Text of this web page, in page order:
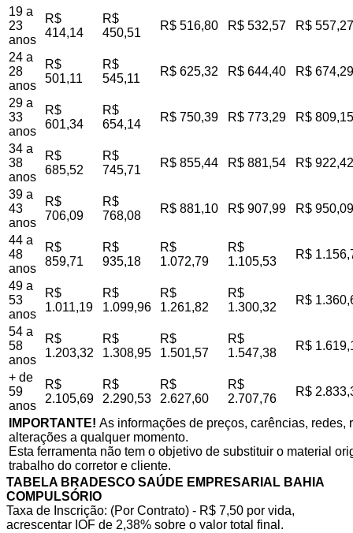
19 a
23
anos
R$
414,14
R$
450,51
R$ 516,80 R$ 532,57 R$ 557,27
24 a
28
anos
R$
501,11
R$
545,11
R$ 625,32 R$ 644,40 R$ 674,29
29 a
33
anos
R$
601,34
R$
654,14
R$ 750,39 R$ 773,29 R$ 809,15
34 a
38
anos
R$
685,52
R$
745,71
R$ 855,44 R$ 881,54 R$ 922,42
39 a
43
anos
R$
706,09
R$
768,08
R$ 881,10 R$ 907,99 R$ 950,09
44 a
48
anos
R$
859,71
R$
935,18
R$
1.072,79
R$
1.105,53
R$
49 a
53
anos
R$
1.011,19
R$
1.099,96
R$
1.261,82
R$
1.300,32
R$
54 a
58
anos
R$
1.203,32
R$
1.308,95
R$
1.501,57
R$
1.547,38
R$
+ de
59
anos
R$
2.105,69
R$
2.290,53
R$
2.627,60
R$
2.707,76
R$
IMPORTANTE! As informações de preços, carências,
alterações a qualquer momento.
Esta ferramenta não tem o objetivo de substituir o material
trabalho do corretor e cliente.
TABELA BRADESCO SAÚDE EMPRESARIAL BAHIA
COMPULSÓRIO
Taxa de Inscrição: (Por Contrato) - R$ 7,50 por vida,
acrescentar IOF de 2,38% sobre o valor total final.